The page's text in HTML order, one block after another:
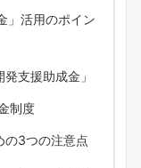
」活用のポイン
支援助成金」
制度
の3つの注意点